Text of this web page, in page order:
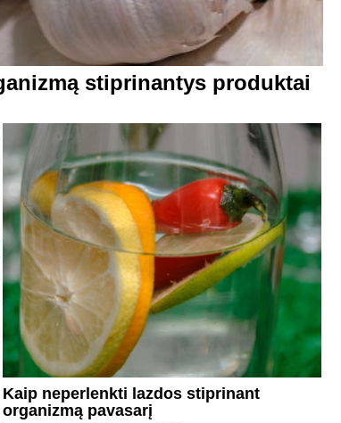
stiprinantys produktai
Kaip neperlenkti lazdos stiprinant
organizmą pavasarį